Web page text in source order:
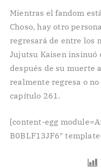
Mientras el fandom
Choso, hay otro
regresará de entre los
Jujutsu Kaisen insinuó
después de su muerte
realmente regresa o
capítulo 261.
[content-egg
B0BLF13JF6″